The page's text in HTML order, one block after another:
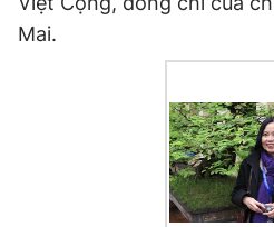
Sản phẩm khác
Thông tin tòa soạn
Mai.